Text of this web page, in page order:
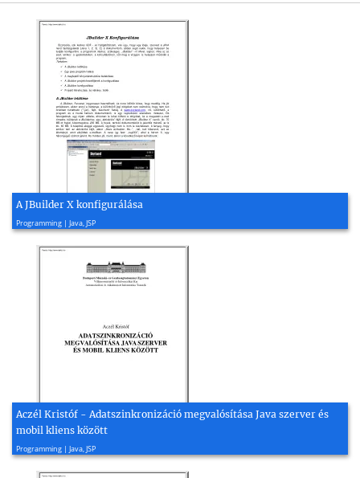
A JBuilder X konfigurálása
Programming | Java, JSP
Aczél Kristóf - Adatszinkronizáció megvalósítása Java szerver és
mobil kliens között
Programming | Java, JSP